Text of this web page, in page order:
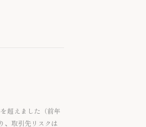
超えました（前年
、取引先リスクは